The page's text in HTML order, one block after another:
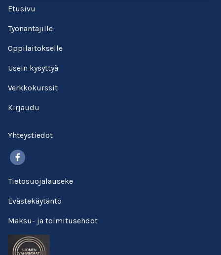
Etusivu
Työnantajille
Oppilaitokselle
Usein kysyttyä
Verkkokurssit
Kirjaudu
Yhteystiedot
Tietosuojalauseke
Evästekäytäntö
Maksu- ja toimitusehdot